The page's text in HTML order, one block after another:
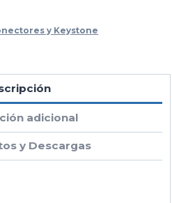
y Keystone
adicional
y Descargas